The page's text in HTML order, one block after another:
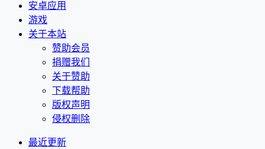
安卓应用
游戏
关于本站
赞助会员
捐赠我们
关于赞助
下载帮助
版权声明
侵权删除
最近更新